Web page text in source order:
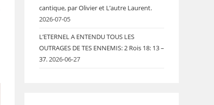
cantique, par Olivier et L’autre Laurent.
2026-07-05
L’ETERNEL A ENTENDU TOUS LES
OUTRAGES DE TES ENNEMIS: 2 Rois 18: 13 –
37.2026-06-27